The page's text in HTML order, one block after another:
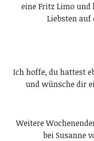
eine Fritz Limo und
Liebsten auf
Ich hoffe, du hattest
und wünsche dir
Weitere
bei Susanne